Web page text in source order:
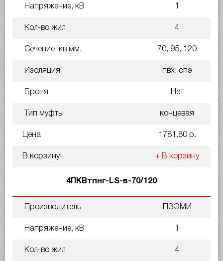
Напряжение, кВ 1
Кол-во жил 4
Сечение, кв.мм. 70, 95, 120
Изоляция пвх, спэ
Броня Нет
Тип муфты концевая
Цена 1781.80 р.
В корзину + В корзину
4ПКВтпнг-LS-в-70/120
Производитель ПЗЭМИ
Напряжение, кВ 1
Кол-во жил 4